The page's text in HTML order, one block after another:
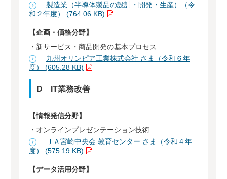
製造業（半導体製品の設計・開発・生産）（令
和２年度） (764.06 KB)
【企画・価格分野】
・新サービス・商品開発の基本プロセス
九州オリンピア工業株式会社 さま（令和６年
度） (605.28 KB)
D IT業務改善
【情報発信分野】
・オンラインプレゼンテーション技術
ＪＡ宮崎中央会 教育センター さま（令和４年
度） (575.19 KB)
【データ活用分野】